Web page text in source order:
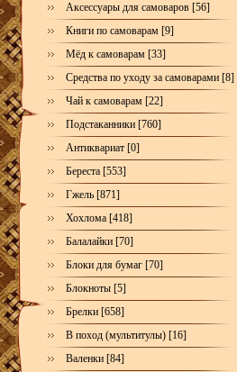
Аксессуары для самоваров [56]
Книги по самоварам [9]
Мёд к самоварам [33]
Средства по уходу за самоварами [8]
Чай к самоварам [22]
Подстаканники [760]
Антиквариат [0]
Береста [553]
Гжель [871]
Хохлома [418]
Балалайки [70]
Блоки для бумаг [70]
Блокноты [5]
Брелки [658]
В поход (мультитулы) [16]
Валенки [84]